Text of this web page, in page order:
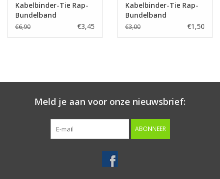
Kabelbinder-Tie Rap-
Bundelband
professioneel!!!
€6,90 €3,45
Kabelbinder-Tie Rap-
Bundelband
professioneel!!!
€3,00 €1,50
Meld je aan voor onze nieuwsbrief:
ABONNEER